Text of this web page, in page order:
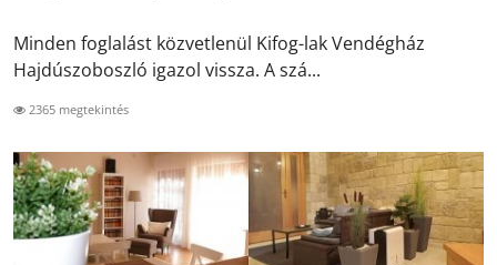
Minden foglalást közvetlenül Kifog-lak Vendégház
Hajdúszoboszló igazol vissza. A szá...
2365 megtekintés